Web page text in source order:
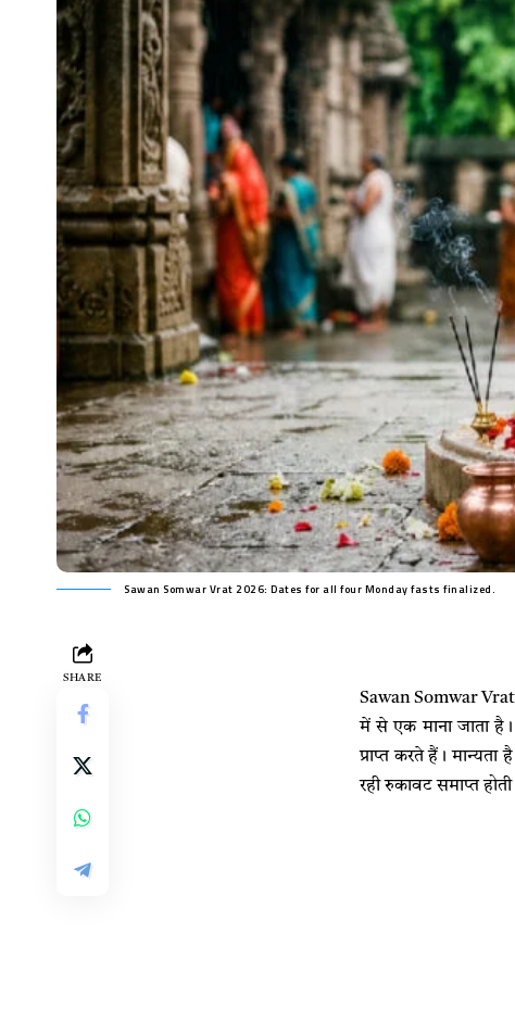
Sawan Somwar Vrat 2026: Dates for all four Monday fasts finalized.
SHARE
Sawan Somwar Vrat
में से एक माना जाता
प्राप्त करते हैं।
रही रुकावट समाप्त